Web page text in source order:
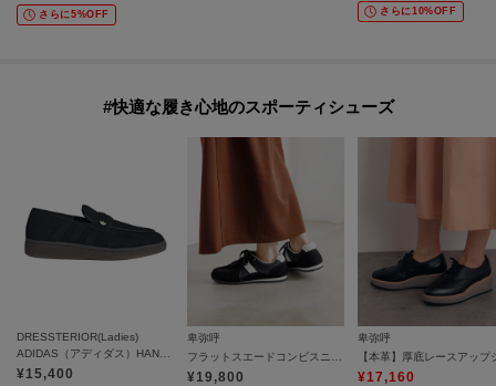
さらに5%OFF さらに10%OFF
#快適な履き心地のスポーティシューズ
DRESSTERIOR(Ladies)
¥15,400
卑弥呼
¥19,800
卑弥呼
¥17,160